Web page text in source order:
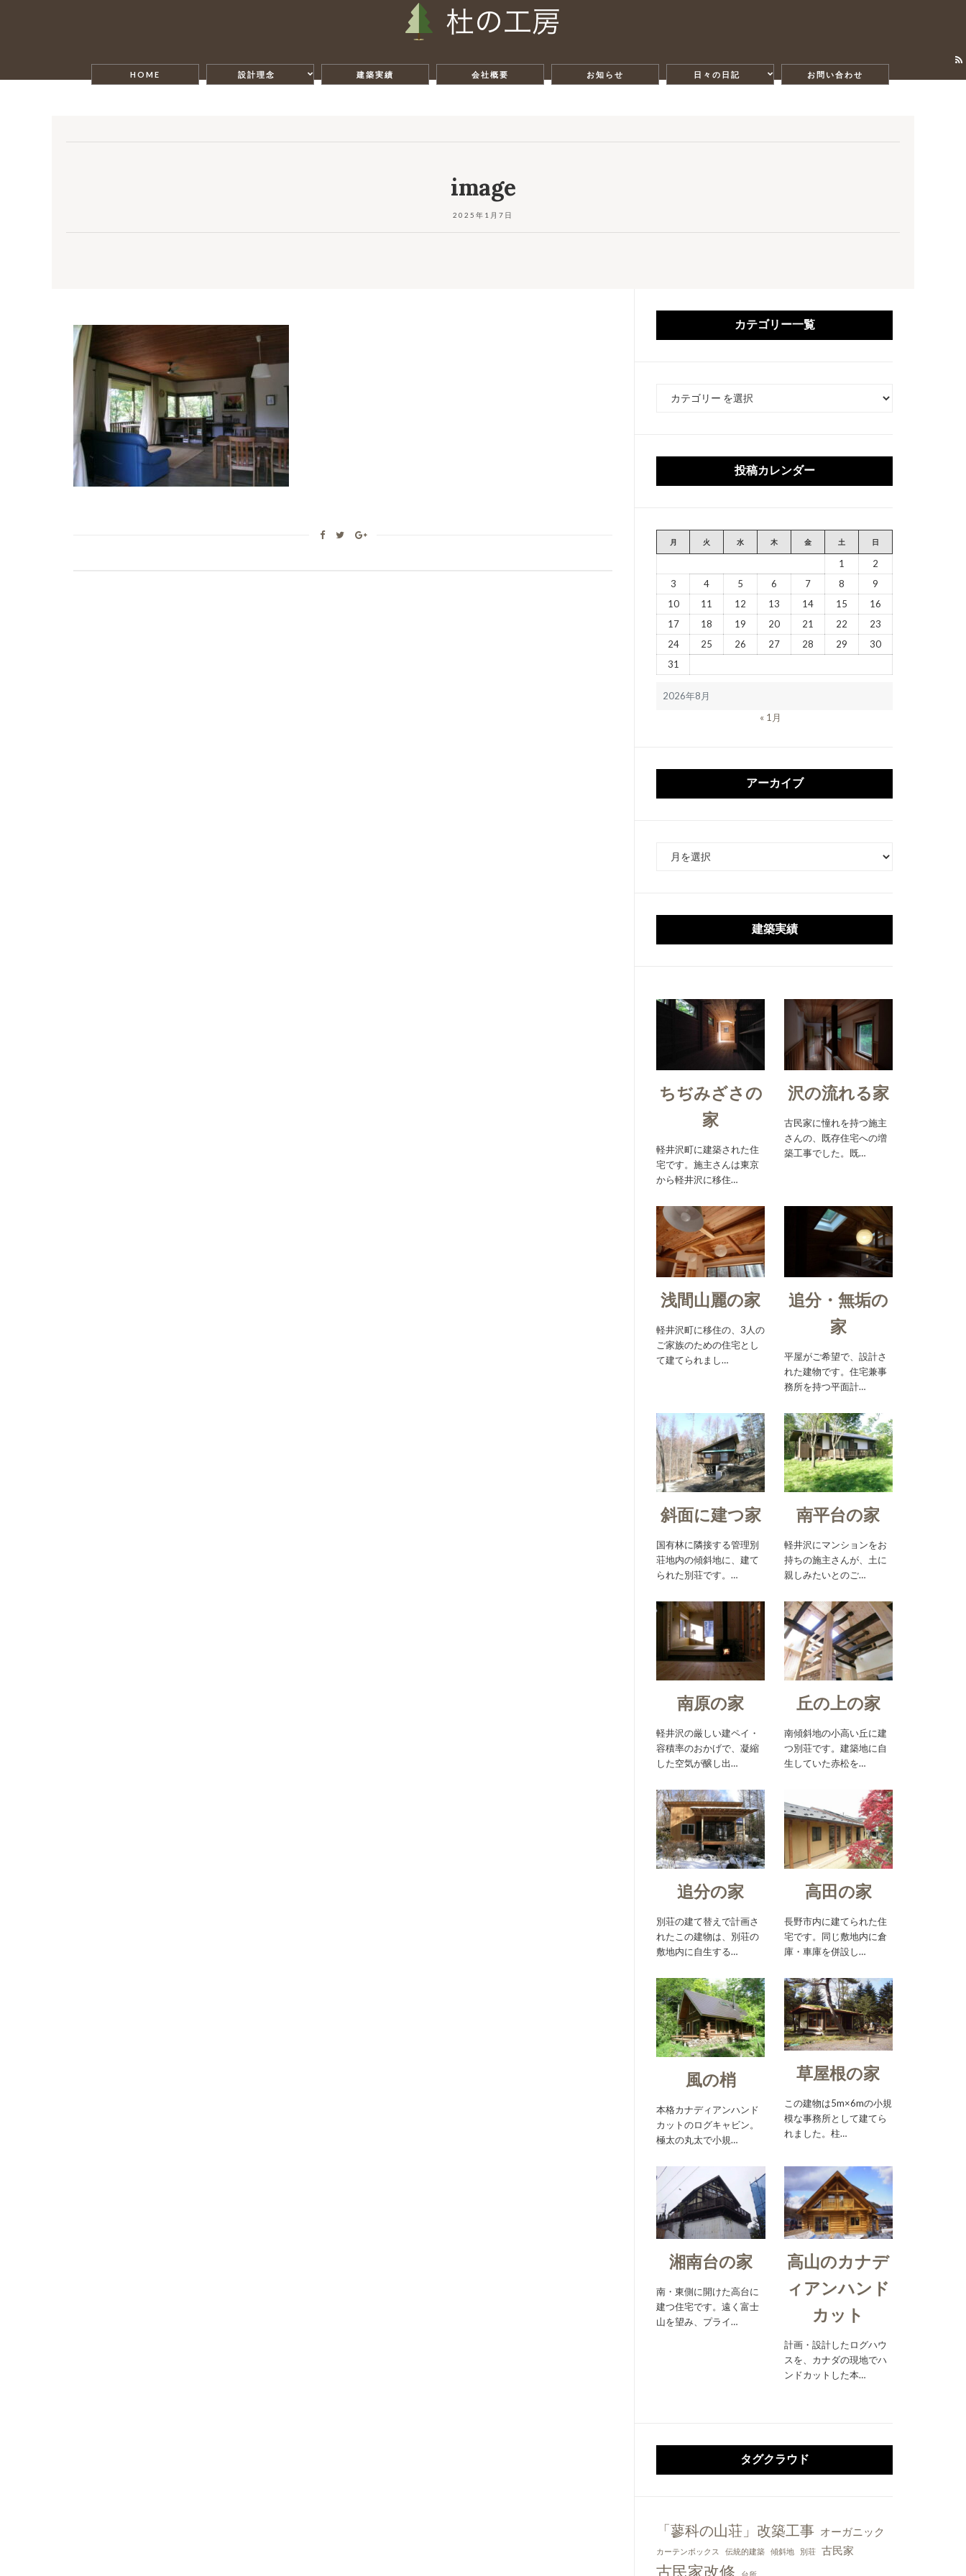
HOME 設計理念 建築実績 会社概要 お知らせ 日々の日記 お問い合わせ
image
2025年1月7日
カテゴリー一覧
投稿カレンダー
2026年8月
月 火 水 木 金 土 日
1
2
3
4 5 6 7 8
9
10
11 12 13 14 15
16
17
18 19 20 21 22
23
24
25 26 27 28 29
30
31
« 1月
アーカイブ
建築実績
ちぢみざさの
家
軽井沢町に建築された住
宅です。施主さんは東京
から軽井沢に移住…
沢の流れる家
古民家に憧れを持つ施主
さんの、既存住宅への増
築工事でした。既…
浅間山麗の家
軽井沢町に移住の、3人の
ご家族のための住宅とし
て建てられまし…
追分・無垢の
家
平屋がご希望で、設計さ
れた建物です。住宅兼事
務所を持つ平面計…
斜面に建つ家
国有林に隣接する管理別
荘地内の傾斜地に、建て
られた別荘です。…
南平台の家
軽井沢にマンションをお
持ちの施主さんが、土に
親しみたいとのご…
南原の家
軽井沢の厳しい建ペイ・
容積率のおかげで、凝縮
した空気が醸し出…
丘の上の家
南傾斜地の小高い丘に建
つ別荘です。建築地に自
生していた赤松を…
追分の家
別荘の建て替えで計画さ
れたこの建物は、別荘の
敷地内に自生する…
高田の家
長野市内に建てられた住
宅です。同じ敷地内に倉
庫・車庫を併設し…
風の梢
本格カナディアンハンド
カットのログキャビン。
極太の丸太で小規…
草屋根の家
この建物は5m×6mの小規
模な事務所として建てら
れました。柱…
湘南台の家
南・東側に開けた高台に
建つ住宅です。遠く富士
山を望み、プライ…
高山のカナデ
ィアンハンド
カット
計画・設計したログハウ
スを、カナダの現地でハ
ンドカットした本…
タグクラウド
「蓼科の山荘」改築工事 オーガニック
カーテンボックス 伝統的建築 傾斜地 別荘 古民家
古民家改修